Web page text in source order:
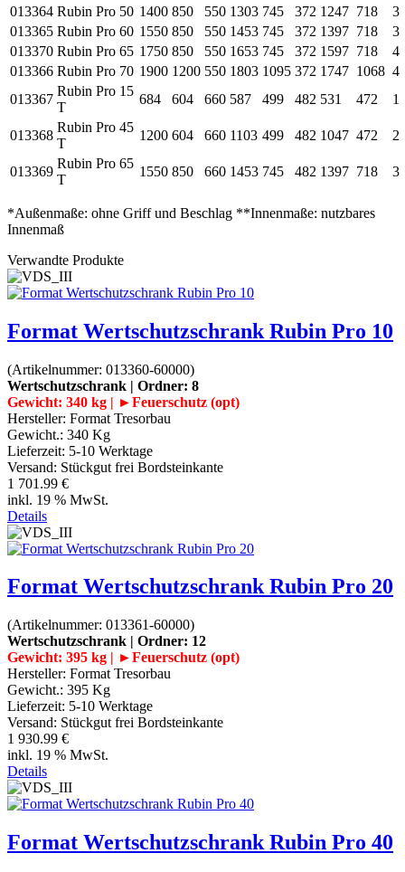
013364 Rubin Pro 50 1400 850 550 1303 745 372 1247 718
3
013365 Rubin Pro 60 1550 850 550 1453 745 372 1397 718
3
013370 Rubin Pro 65 1750 850 550 1653 745 372 1597 718
4
013366 Rubin Pro 70 1900 1200 550 1803 1095 372 1747 1068 4
013367
Rubin Pro 15
T
684 604 660 587 499 482 531 472 1
013368
Rubin Pro 45
T
1200 604 660 1103 499 482 1047 472 2
013369
Rubin Pro 65
T
1550 850 660 1453 745 482 1397 718 3
*Außenmaße: ohne Griff und Beschlag **Innenmaße: nutzbares
Innenmaß
Verwandte Produkte
Format Wertschutzschrank Rubin Pro 10
(Artikelnummer: 013360-60000)
Wertschutzschrank | Ordner: 8
Gewicht: 340 kg | ►Feuerschutz (opt)
Hersteller: Format Tresorbau
Gewicht.: 340 Kg
Lieferzeit: 5-10 Werktage
Versand: Stückgut frei Bordsteinkante
1 701.99 €
inkl. 19 % MwSt.
Details
Format Wertschutzschrank Rubin Pro 20
(Artikelnummer: 013361-60000)
Wertschutzschrank | Ordner: 12
Gewicht: 395 kg | ►Feuerschutz (opt)
Hersteller: Format Tresorbau
Gewicht.: 395 Kg
Lieferzeit: 5-10 Werktage
Versand: Stückgut frei Bordsteinkante
1 930.99 €
inkl. 19 % MwSt.
Details
Format Wertschutzschrank Rubin Pro 40